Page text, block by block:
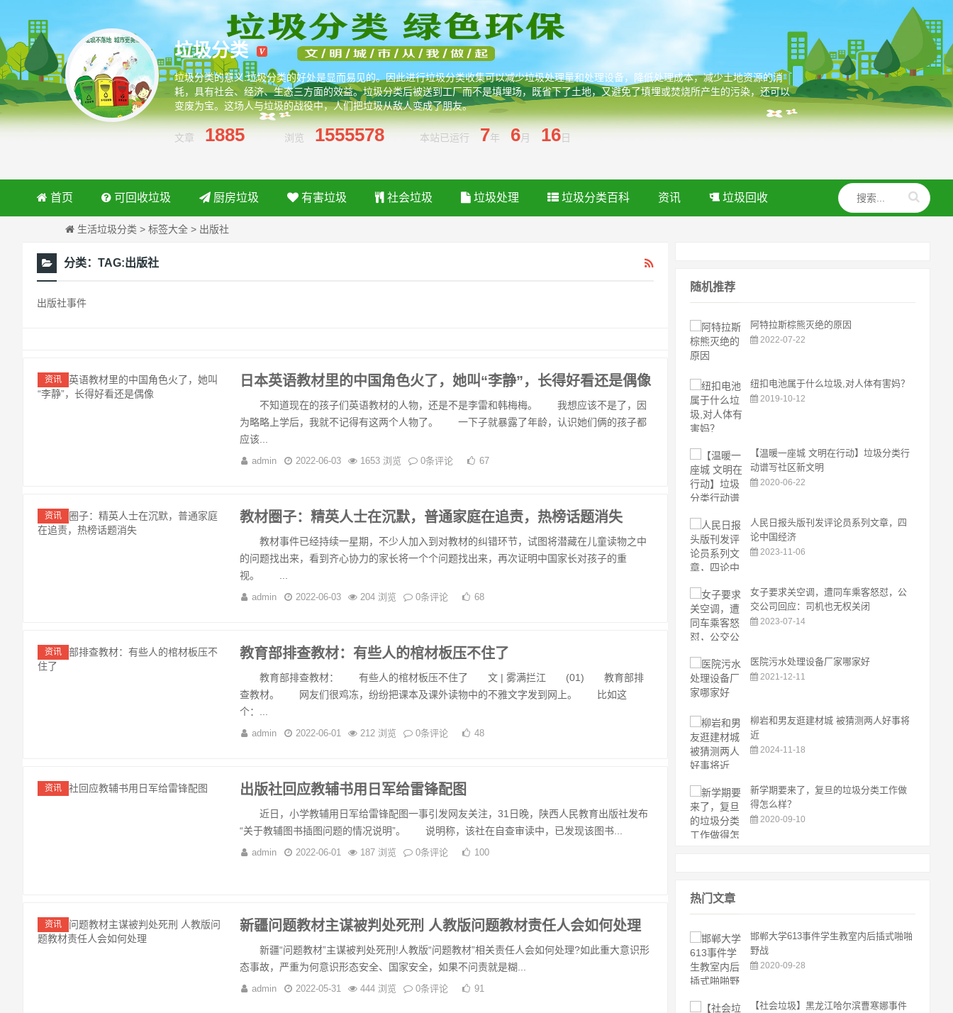
绿色环保从我做起
垃圾分类
垃圾分类的意义:垃圾分类的好处是显而易见的。因此进行垃圾分类收集可以减少垃圾处理量和处理设备，降低处理成本，减少土地资源的消
耗，具有社会、经济、生态三方面的效益。垃圾分类后被送到工厂而不是填埋场，既省下了土地，又避免了填埋或焚烧所产生的污染，还可以
变废为宝。这场人与垃圾的战役中，人们把垃圾从敌人变成了朋友。
文章 1885 浏览 1555578 本站已运行 7年 6月 16 日
首页 可回收垃圾 厨房垃圾 有害垃圾 社会垃圾 垃圾处理 垃圾分类百科 资讯 垃圾回收
生活垃圾分类 > 标签大全 > 出版社
分类： TAG:出版社
出版社事件
资讯 日本英语教材里的中国角色火了，她叫“李静”，长得好看还是偶像
不知道现在的孩子们英语教材的人物，还是不是李雷和韩梅梅。 我想应该不是了，因
为略略上学后，我就不记得有这两个人物了。 一下子就暴露了年龄，认识她们俩的孩子都
应该...
admin 2022-06-03 1653 浏览 0条评论 67
资讯 教材圈子：精英人士在沉默，普通家庭在追责，热榜话题消失
教材事件已经持续一星期，不少人加入到对教材的纠错环节，试图将潜藏在儿童读物之中
的问题找出来，看到齐心协力的家长将一个个问题找出来，再次证明中国家长对孩子的重
视。 ...
admin 2022-06-03 204 浏览 0条评论 68
资讯 教育部排查教材：有些人的棺材板压不住了
教育部排查教材： 有些人的棺材板压不住了 文 | 雾满拦江 (01) 教育部排
查教材。 网友们很鸡冻，纷纷把课本及课外读物中的不雅文字发到网上。 比如这
个：...
admin 2022-06-01 212 浏览 0条评论 48
资讯 出版社回应教辅书用日军给雷锋配图
近日，小学教辅用日军给雷锋配图一事引发网友关注，31日晚，陕西人民教育出版社发布
“关于教辅图书插图问题的情况说明”。 说明称，该社在自查审读中，已发现该图书...
admin 2022-06-01 187 浏览 0条评论 100
资讯 新疆问题教材主谋被判处死刑 人教版问题教材责任人会如何处理
新疆“问题教材”主谋被判处死刑!人教版“问题教材”相关责任人会如何处理?如此重大意识形
态事故，严重为何意识形态安全、国家安全，如果不问责就是糊...
admin 2022-05-31 444 浏览 0条评论 91
随机推荐
阿特拉斯棕熊灭绝的原因
2022-07-22
纽扣电池属于什么垃圾,对人体有害妈？
2019-10-12
【温暖一座城 文明在行动】垃圾分类行
动谱写社区新文明
2020-06-22
人民日报头版刊发评论员系列文章，四
论中国经济
2023-11-06
女子要求关空调，遭同车乘客怒怼，公
交公司回应：司机也无权关闭
2023-07-14
医院污水处理设备厂家哪家好
2021-12-11
柳岩和男友逛建材城 被猜测两人好事将
近
2024-11-18
新学期要来了，复旦的垃圾分类工作做
得怎么样？
2020-09-10
热门文章
邯郸大学613事件学生教室内后插式啪啪
野战
2020-09-28
【社会垃圾】黑龙江哈尔滨曹寒娜事件